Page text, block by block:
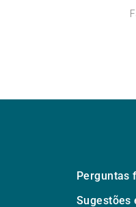
Perguntas
Sugestões